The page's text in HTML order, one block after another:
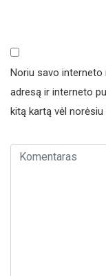
Noriu savo interneto
adresą ir interneto
kitą kartą vėl